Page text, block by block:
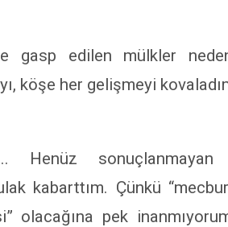
gasp edilen mülkler
köşe her gelişmeyi
sonuçlanmayan
kabarttım. Çünkü
olacağına pek